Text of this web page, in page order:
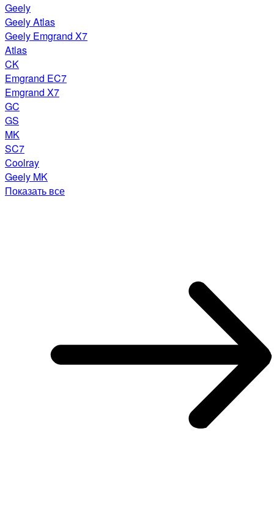
Geely
Geely Atlas
Geely Emgrand X7
Atlas
CK
Emgrand EC7
Emgrand X7
GC
GS
MK
SC7
Coolray
Geely MK
Показать все